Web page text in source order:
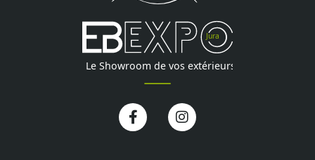
Facebook-
f
Instagram